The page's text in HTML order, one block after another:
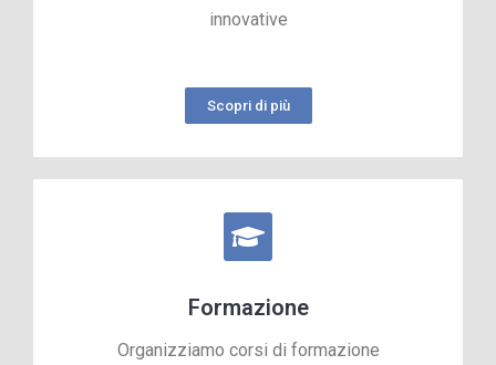
innovative
Scopri di più
Formazione
Organizziamo corsi di formazione